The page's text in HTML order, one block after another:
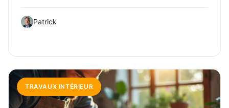
Patrick
TRAVAUX INTÉRIEUR